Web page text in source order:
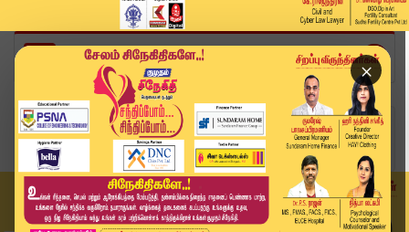
×
Home
வீடியோ ஸ்டோரி
சாந்தனுவின் வார்த்தையை நினைத்து உருக்கமான சீமான...